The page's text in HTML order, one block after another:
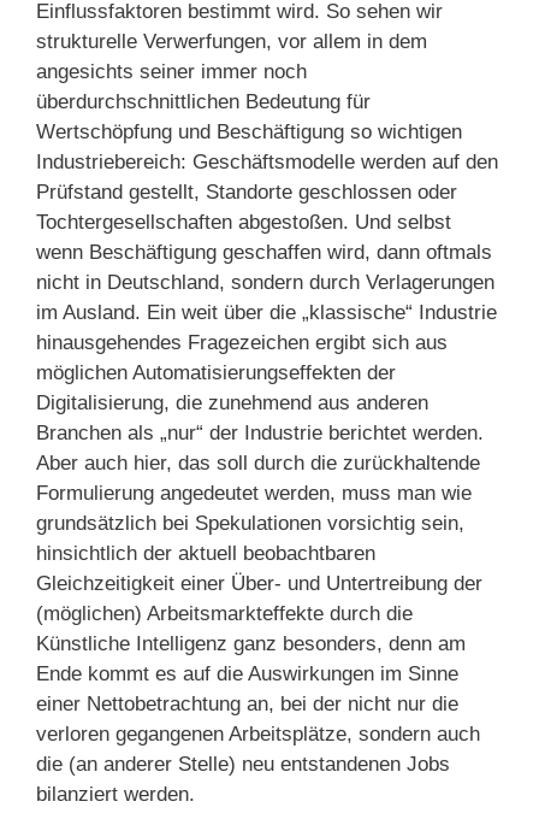
Einflussfaktoren bestimmt wird. So sehen wir
strukturelle Verwerfungen, vor allem in dem
angesichts seiner immer noch
überdurchschnittlichen Bedeutung für
Wertschöpfung und Beschäftigung so wichtigen
Industriebereich: Geschäftsmodelle werden auf den
Prüfstand gestellt, Standorte geschlossen oder
Tochtergesellschaften abgestoßen. Und selbst
wenn Beschäftigung geschaffen wird, dann oftmals
nicht in Deutschland, sondern durch Verlagerungen
im Ausland. Ein weit über die „klassische“ Industrie
hinausgehendes Fragezeichen ergibt sich aus
möglichen Automatisierungseffekten der
Digitalisierung, die zunehmend aus anderen
Branchen als „nur“ der Industrie berichtet werden.
Aber auch hier, das soll durch die zurückhaltende
Formulierung angedeutet werden, muss man wie
grundsätzlich bei Spekulationen vorsichtig sein,
hinsichtlich der aktuell beobachtbaren
Gleichzeitigkeit einer Über- und Untertreibung der
(möglichen) Arbeitsmarkteffekte durch die
Künstliche Intelligenz ganz besonders, denn am
Ende kommt es auf die Auswirkungen im Sinne
einer Nettobetrachtung an, bei der nicht nur die
verloren gegangenen Arbeitsplätze, sondern auch
die (an anderer Stelle) neu entstandenen Jobs
bilanziert werden.